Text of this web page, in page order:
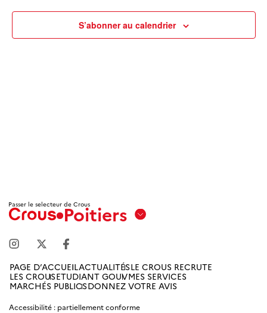
S’abonner au calendrier
Passer le selecteur de CrousPoitiers
Marseille
Amiens
PAGE D’ACCUEILACTUALITÉSLE CROUS RECRUTE
LES CROUSETUDIANT GOUVMES SERVICES
MARCHÉS PUBLICSDONNEZ VOTRE AVIS
Accessibilité : partiellement conforme